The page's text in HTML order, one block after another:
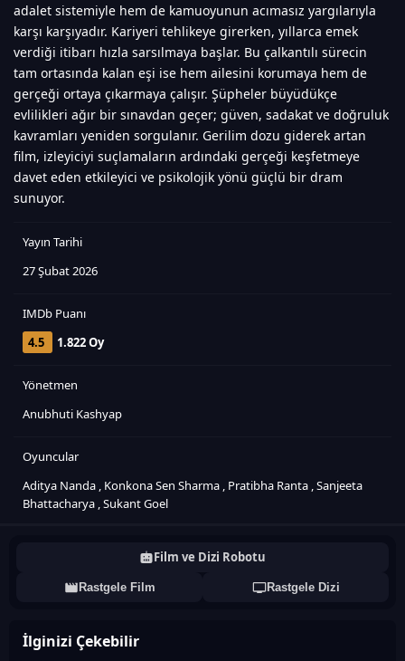
adalet sistemiyle hem de kamuoyunun acımasız yargılarıyla
karşı karşıyadır. Kariyeri tehlikeye girerken, yıllarca emek
verdiği itibarı hızla sarsılmaya başlar. Bu çalkantılı sürecin
tam ortasında kalan eşi ise hem ailesini korumaya hem de
gerçeği ortaya çıkarmaya çalışır. Şüpheler büyüdükçe
evlilikleri ağır bir sınavdan geçer; güven, sadakat ve doğruluk
kavramları yeniden sorgulanır. Gerilim dozu giderek artan
film, izleyiciyi suçlamaların ardındaki gerçeği keşfetmeye
davet eden etkileyici ve psikolojik yönü güçlü bir dram
sunuyor.
Yayın Tarihi
27 Şubat 2026
IMDb Puanı
4.5
1.822 Oy
Yönetmen
Anubhuti Kashyap
Oyuncular
Aditya Nanda , Konkona Sen Sharma , Pratibha Ranta ,Sanjeeta
Bhattacharya ,Sukant Goel
Film ve Dizi Robotu
Rastgele Film Rastgele Dizi
İlginizi Çekebilir